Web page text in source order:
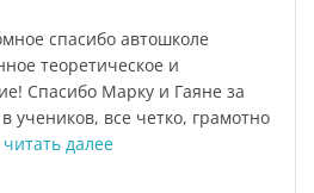
спасибо автошколе
теоретическое и
Спасибо Марку и Гаяне за
учеников, все четко, грамотно
читать далее